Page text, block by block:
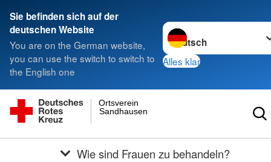
Sie befinden sich auf der
deutschen Website
You are on the German website,
you can use the switch to switch to
the English one
Sprache wechseln zu
Alles klar
Sandhausen
Ortsverein
Wie sind Frauen zu behandeln?